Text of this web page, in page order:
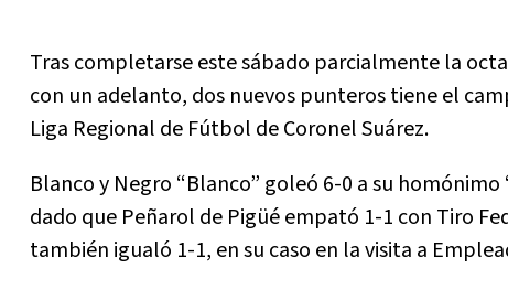
Tras completarse este sábado parcialmente la
con un adelanto, dos nuevos punteros tiene el
Liga Regional de Fútbol de Coronel Suárez.
Blanco y Negro “Blanco” goleó 6-0 a su
dado que Peñarol de Pigüé empató 1-1 con Tiro
también igualó 1-1, en su caso en la visita a